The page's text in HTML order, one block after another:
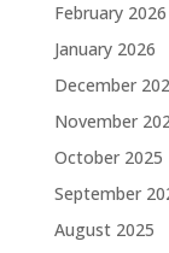
February 2026
January 2026
December
November
October 2025
September
August 2025